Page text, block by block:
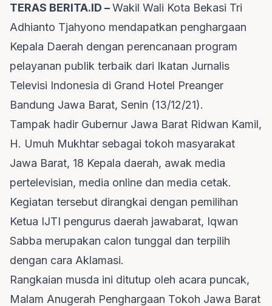
TERAS BERITA.ID –Wakil Wali Kota Bekasi Tri
Adhianto Tjahyono mendapatkan penghargaan
Kepala Daerah dengan perencanaan program
pelayanan publik terbaik dari Ikatan Jurnalis
Televisi Indonesia di Grand Hotel Preanger
Bandung Jawa Barat, Senin (13/12/21).
Tampak hadir Gubernur Jawa Barat Ridwan Kamil,
H. Umuh Mukhtar sebagai tokoh masyarakat
Jawa Barat, 18 Kepala daerah, awak media
pertelevisian, media online dan media cetak.
Kegiatan tersebut dirangkai dengan pemilihan
Ketua IJTI pengurus daerah jawabarat, Iqwan
Sabba merupakan calon tunggal dan terpilih
dengan cara Aklamasi.
Rangkaian musda ini ditutup oleh acara puncak,
Malam Anugerah Penghargaan Tokoh Jawa Barat